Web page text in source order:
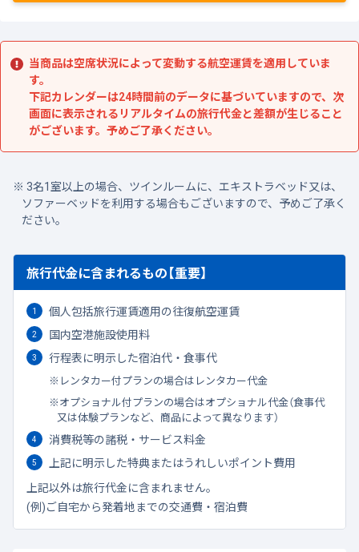
当商品は空席状況によって変動する航空運賃を適用していま
す。
下記カレンダーは24時間前のデータに基づいていますので、次
画面に表示されるリアルタイムの旅行代金と差額が生じること
がございます。予めご了承ください。
3名1室以上の場合、ツインルームに、エキストラベッド又は、
ソファーベッドを利用する場合もございますので、予めご了承く
ださい。
旅行代金に含まれるもの【重要】
個人包括旅行運賃適用の往復航空運賃
国内空港施設使用料
行程表に明示した宿泊代・食事代
レンタカー付プランの場合はレンタカー代金
オプショナル付プランの場合はオプショナル代金（食事代
又は体験プランなど、商品によって異なります）
消費税等の諸税・サービス料金
上記に明示した特典またはうれしいポイント費用
上記以外は旅行代金に含まれません。
(例)ご自宅から発着地までの交通費・宿泊費